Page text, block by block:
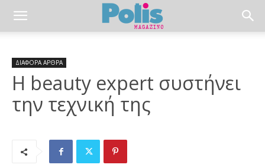
ΔΙΑΦΟΡΑ ΑΡΘΡΑ
H beauty expert συστήνει
την τεχνική της